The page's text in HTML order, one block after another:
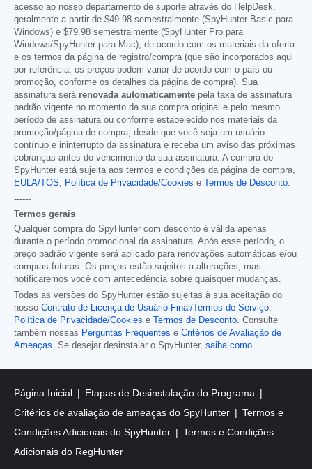
acesso ao nosso departamento de suporte através do HelpDesk,
geralmente a partir de $49.98 semestralmente (SpyHunter Basic para
Windows) e $79.98 semestralmente (SpyHunter Pro para
Windows/SpyHunter para Mac), de acordo com os materiais da oferta
e os termos da página de registro/compra (que são incorporados aqui
por referência; os preços podem variar de acordo com o país ou
promoção, conforme os detalhes da página de compra). Sua
assinatura será renovada automaticamente pela taxa de assinatura
padrão vigente no momento da sua compra original e pelo mesmo
período de assinatura ou conforme estabelecido nos materiais da
promoção/página de compra, desde que você seja um usuário
contínuo e ininterrupto da assinatura e receba um aviso das próximas
cobranças antes do vencimento da sua assinatura. A compra do
SpyHunter está sujeita aos termos e condições da página de compra,
EULA/TOS
Política de Privacidade/Cookies e Termos de Desconto
------
Termos gerais
Qualquer compra do SpyHunter com desconto é válida apenas
durante o período promocional da assinatura. Após esse período, o
preço padrão vigente será aplicado para renovações automáticas e/ou
compras futuras. Os preços estão sujeitos a alterações, mas
notificaremos você com antecedência sobre quaisquer mudanças.
Todas as versões do SpyHunter estão sujeitas à sua aceitação do
nosso Contrato de Licença de Usuário Final/Termos de Serviço
Política de Privacidade/Cookies e Termos de Desconto . Consulte
também nossas Perguntas Frequentes e Critérios de Avaliação de
Ameaças . Se desejar desinstalar o SpyHunter, saiba como
Página Inicial
Etapas de Desinstalação do Programa
Critérios de avaliação de ameaças do SpyHunter
Termos e
Condições Adicionais do SpyHunter
Termos e Condições
Adicionais do RegHunter